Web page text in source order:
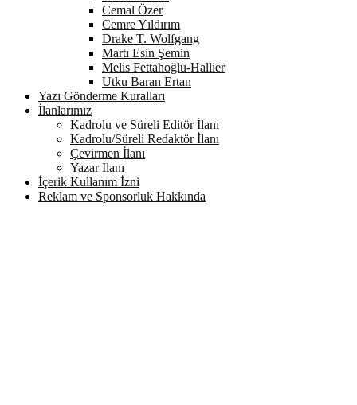
Cemal Özer
Cemre Yıldırım
Drake T. Wolfgang
Martı Esin Şemin
Melis Fettahoğlu-Hallier
Utku Baran Ertan
Yazı Gönderme Kuralları
İlanlarımız
Kadrolu ve Süreli Editör İlanı
Kadrolu/Süreli Redaktör İlanı
Çevirmen İlanı
Yazar İlanı
İçerik Kullanım İzni
Reklam ve Sponsorluk Hakkında